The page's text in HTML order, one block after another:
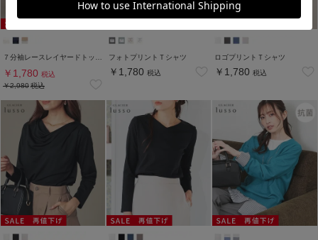
￥1,780 税込
￥2,980税込
フォトプリントＴシャツ
￥1,780 税込
ロゴプリントＴシャツ
￥1,780 税込